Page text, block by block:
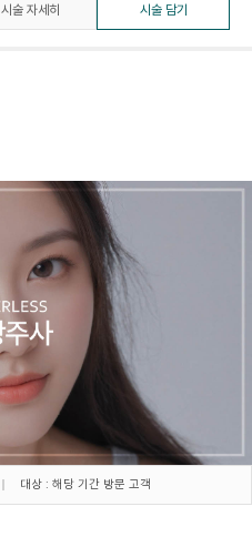
시술 자세히 시술 담기
대상 : 해당 기간 방문 고객